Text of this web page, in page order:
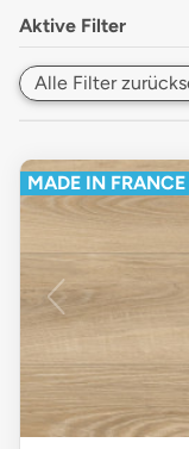
Aktive Filter
Alle Filter
MADE IN FRANCE